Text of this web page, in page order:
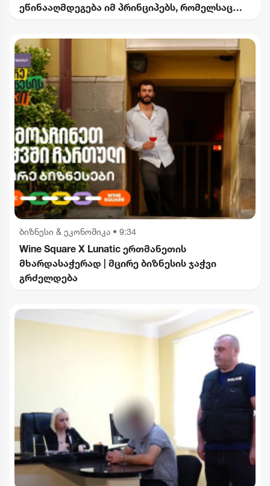
ეწინააღმდეგება იმ პრინციპებს, რომელსაც
"ინტერრაოს" დასანქცირებაზე
ბიზნესი & ეკონომიკა • 9:34
Wine Square X Lunatic ერთმანეთის
მხარდასაჭერად | მცირე ბიზნესის ჯაჭვი
გრძელდება